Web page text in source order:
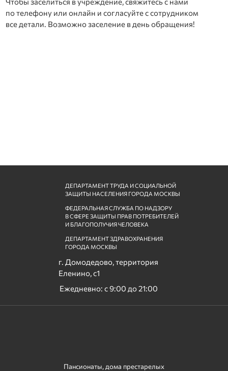
по телефону или онлайн и согласуйте с сотрудником
все детали. Возможно заселение в день обращения!
ДЕПАРТАМЕНТ ТРУДА ИСОЦИАЛЬНОЙ
ЗАЩИТЫ НАСЕЛЕНИЯ ГОРОДА МОСКВЫ
ФЕДЕРАЛЬНАЯ СЛУЖБА ПО НАДЗОРУ
В СФЕРЕ ЗАЩИТЫ ПРАВ ПОТРЕБИТЕЛЕЙ
И БЛАГОПОЛУЧИЯ ЧЕЛОВЕКА
ДЕПАРТАМЕНТ ЗДРАВОХРАНЕНИЯ
ГОРОДА МОСКВЫ
г. Домодедово, территория
Еленино, с1
Ежедневно: с 9:00 до 21:00
Пансионаты, дома престарелых